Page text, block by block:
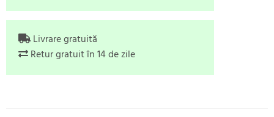
Livrare gratuită
Retur gratuit în 14 de zile